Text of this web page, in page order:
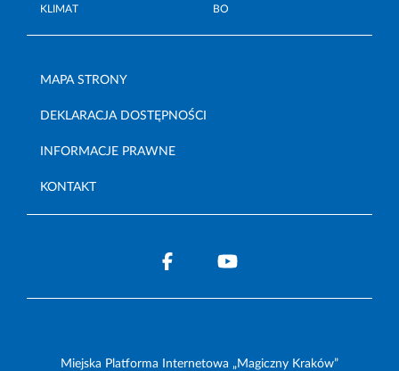
KLIMAT BO
MAPA STRONY
DEKLARACJA DOSTĘPNOŚCI
INFORMACJE PRAWNE
KONTAKT
Miejska Platforma Internetowa „Magiczny Kraków”